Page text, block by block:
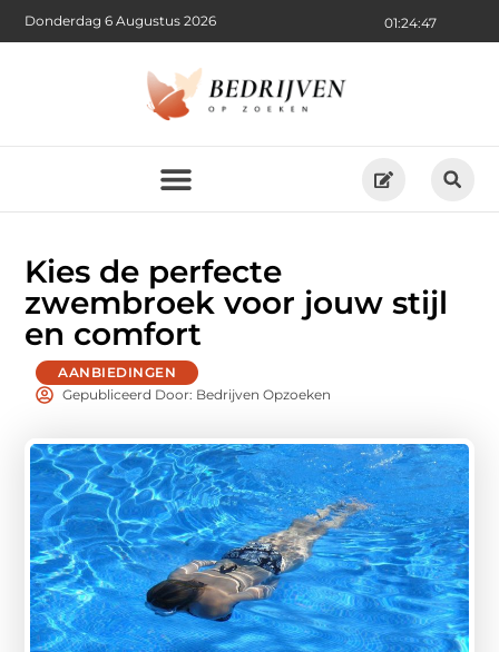
01:24:48
Donderdag 6 Augustus 2026
Kies de perfecte
zwembroek voor jouw stijl
en comfort
AANBIEDINGEN
Gepubliceerd Door: Bedrijven Opzoeken